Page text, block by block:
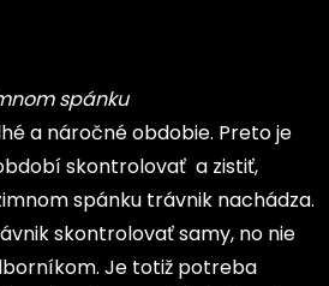
spánku
a náročné obdobie. Preto je
skontrolovať a zistiť,
spánku trávnik nachádza.
skontrolovať samy, no nie
Je totiž potreba